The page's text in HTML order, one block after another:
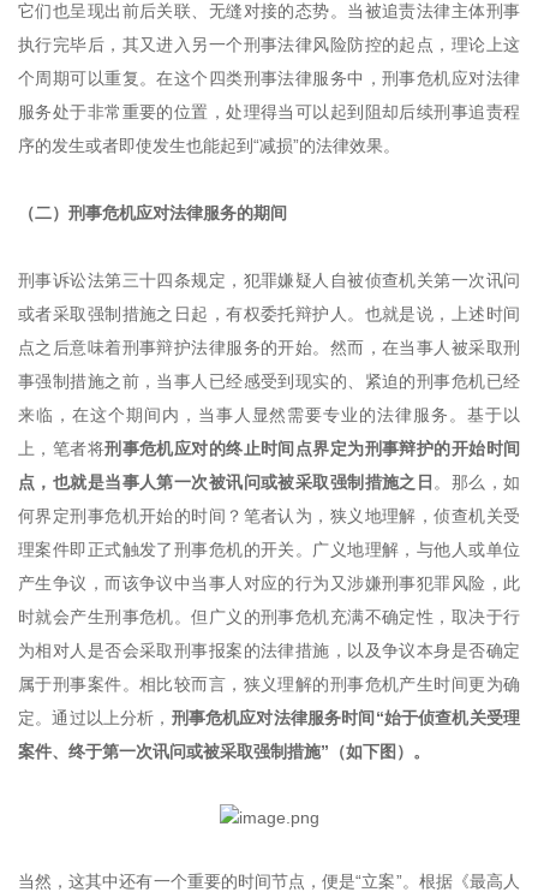
它们也呈现出前后关联、无缝对接的态势。当被追责法律主体刑事
执行完毕后，其又进入另一个刑事法律风险防控的起点，理论上这
个周期可以重复。在这个四类刑事法律服务中，刑事危机应对法律
服务处于非常重要的位置，处理得当可以起到阻却后续刑事追责程
序的发生或者即使发生也能起到“减损”的法律效果。
（二）刑事危机应对法律服务的期间
刑事诉讼法第三十四条规定，犯罪嫌疑人自被侦查机关第一次讯问
或者采取强制措施之日起，有权委托辩护人。也就是说，上述时间
点之后意味着刑事辩护法律服务的开始。然而，在当事人被采取刑
事强制措施之前，当事人已经感受到现实的、紧迫的刑事危机已经
来临，在这个期间内，当事人显然需要专业的法律服务。基于以
上，笔者将刑事危机应对的终止时间点界定为刑事辩护的开始时间
点，也就是当事人第一次被讯问或被采取强制措施之日 。那么，如
何界定刑事危机开始的时间？笔者认为，狭义地理解，侦查机关受
理案件即正式触发了刑事危机的开关。广义地理解，与他人或单位
产生争议，而该争议中当事人对应的行为又涉嫌刑事犯罪风险，此
时就会产生刑事危机。但广义的刑事危机充满不确定性，取决于行
为相对人是否会采取刑事报案的法律措施，以及争议本身是否确定
属于刑事案件。相比较而言，狭义理解的刑事危机产生时间更为确
定。通过以上分析， 刑事危机应对法律服务时间“始于侦查机关受理
案件、终于第一次讯问或被采取强制措施”（如下图）。
当然，这其中还有一个重要的时间节点，便是“立案”。根据《最高人